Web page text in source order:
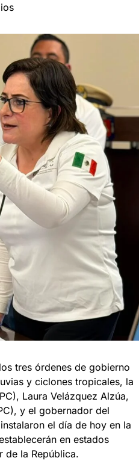
tres órdenes de gobierno
y ciclones tropicales, la
Laura Velázquez Alzúa,
y el gobernador del
el día de hoy en la
en estados
de la República.